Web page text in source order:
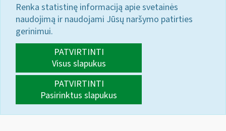
Renka statistinę informaciją apie svetainės
naudojimą ir naudojami Jūsų naršymo patirties
gerinimui.
PATVIRTINTI
Visus slapukus
PATVIRTINTI
Pasirinktus slapukus